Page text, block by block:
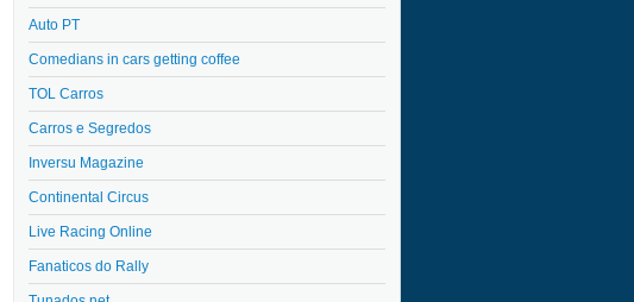
Auto PT
Comedians in cars getting coffee
TOL Carros
Carros e Segredos
Inversu Magazine
Continental Circus
Live Racing Online
Fanaticos do Rally